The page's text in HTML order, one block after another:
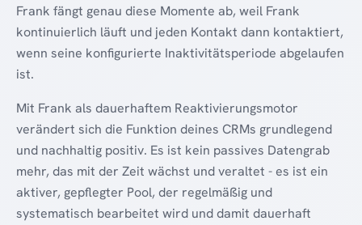
Frank fängt genau diese Momente ab, weil Frank
kontinuierlich läuft und jeden Kontakt dann kontaktiert,
wenn seine konfigurierte Inaktivitätsperiode abgelaufen
ist.
Mit Frank als dauerhaftem Reaktivierungsmotor
verändert sich die Funktion deines CRMs grundlegend
und nachhaltig positiv. Es ist kein passives Datengrab
mehr, das mit der Zeit wächst und veraltet - es ist ein
aktiver, gepflegter Pool, der regelmäßig und
systematisch bearbeitet wird und damit dauerhaft